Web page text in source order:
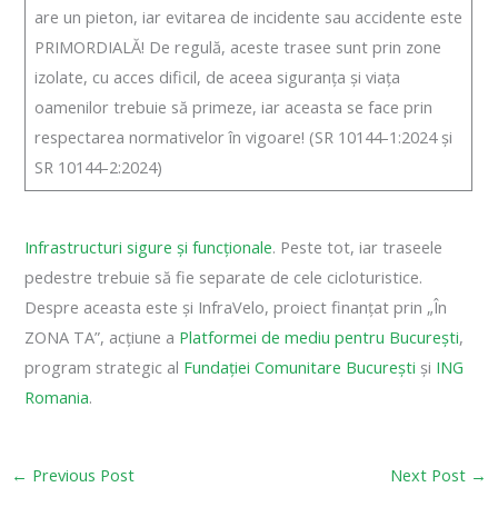
are un pieton, iar evitarea de incidente sau accidente este
PRIMORDIALĂ! De regulă, aceste trasee sunt prin zone
izolate, cu acces dificil, de aceea siguranța și viața
oamenilor trebuie să primeze, iar aceasta se face prin
respectarea normativelor în vigoare! (SR 10144-1:2024 și
SR 10144-2:2024)
Infrastructuri sigure și funcționale. Peste tot, iar traseele
pedestre trebuie să fie separate de cele cicloturistice.
Despre aceasta este și InfraVelo, proiect finanțat prin „În
ZONA TA”, acțiune a Platformei de mediu pentru București,
program strategic al Fundației Comunitare București și ING
Romania.
← Previous Post Next Post →